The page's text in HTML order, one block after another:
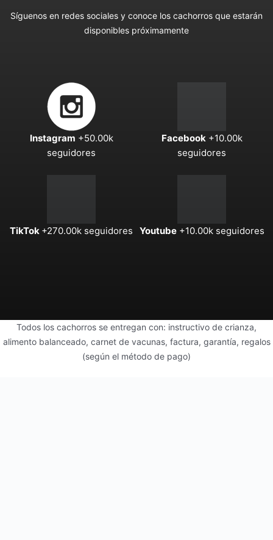
Síguenos en redes sociales y conoce los cachorros que estarán
disponibles próximamente
Instagram +50.00k
seguidores
TikTok +270.00k seguidores
Facebook +10.00k
seguidores
Youtube+10.00k seguidores
Todos los cachorros se entregan con: instructivo de crianza,
alimento balanceado, carnet de vacunas, factura, garantía, regalos
(según el método de pago)